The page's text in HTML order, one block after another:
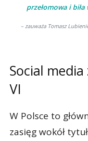
przełomowa i
– zauważa Tomasz
Social
VI
W Polsce to
zasięg wokół